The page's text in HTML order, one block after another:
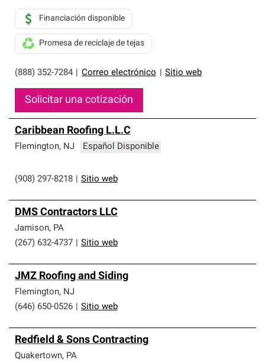
(888) 352-7284 Correo electrónico Sitio web
Financiación disponible
Promesa de reciclaje de tejas
Solicitar una cotización
Caribbean Roofing L.L.C
Flemington, NJ Español Disponible
(908) 297-8218 Sitio web
DMS Contractors LLC
Jamison, PA
(267) 632-4737
Sitio web
JMZ Roofing and Siding
Flemington, NJ
(646) 650-0526
Sitio web
Redfield & Sons Contracting
Quakertown, PA